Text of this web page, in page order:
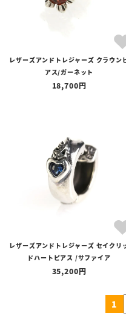
レザーズアンドトレジャーズ クラウン
アス/ガーネット
18,700
レザーズアンドトレジャーズ セイクリ
ドハートピアス /サファイア
35,200
1